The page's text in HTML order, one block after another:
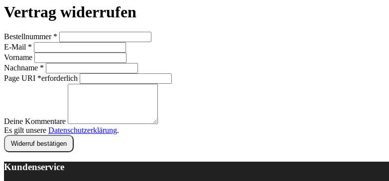
Vertrag widerrufen
Bestellnummer *
E-Mail *
Vorname
Nachname *
Page URI *erforderlich
Deine Kommentare
Es gilt unsere Datenschutzerklärung.
Widerruf bestätigen
Kundenservice